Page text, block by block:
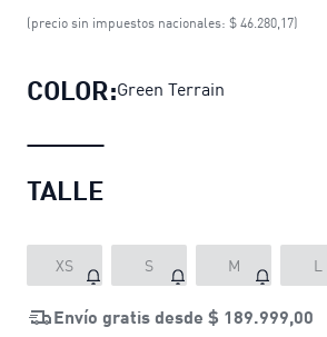
Pollera larga T7
(precio sin impuestos nacionales: $ 46.280,17)
COLOR:Green Terrain
TALLE
XS S M L
Envío gratis desde $ 189.999,00